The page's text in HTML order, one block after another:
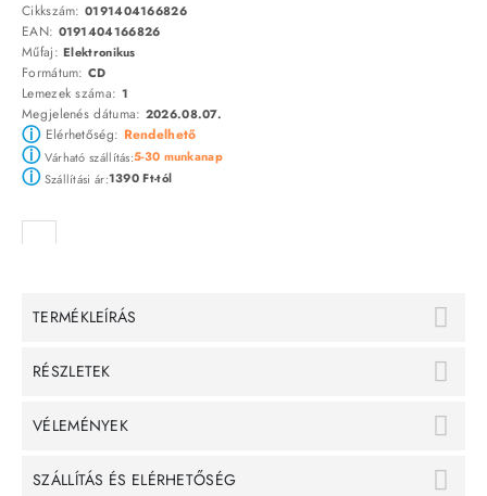
Cikkszám: 0191404166826
EAN: 0191404166826
Műfaj:Elektronikus
Formátum: CD
Lemezek száma: 1
Megjelenés dátuma: 2026.08.07.
ⓘElérhetőség: Rendelhető
ⓘVárható szállítás:5-30 munkanap
ⓘSzállítási ár:1390 Ft-tól
TERMÉKLEÍRÁS
RÉSZLETEK
VÉLEMÉNYEK
SZÁLLÍTÁS ÉS ELÉRHETŐSÉG